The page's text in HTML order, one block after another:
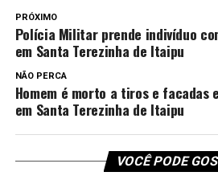
PRÓXIMO
Polícia Militar prende indivíduo
em Santa Terezinha de Itaipu
NÃO PERCA
Homem é morto a tiros e
em Santa Terezinha de Itaipu
VOCÊ PODE